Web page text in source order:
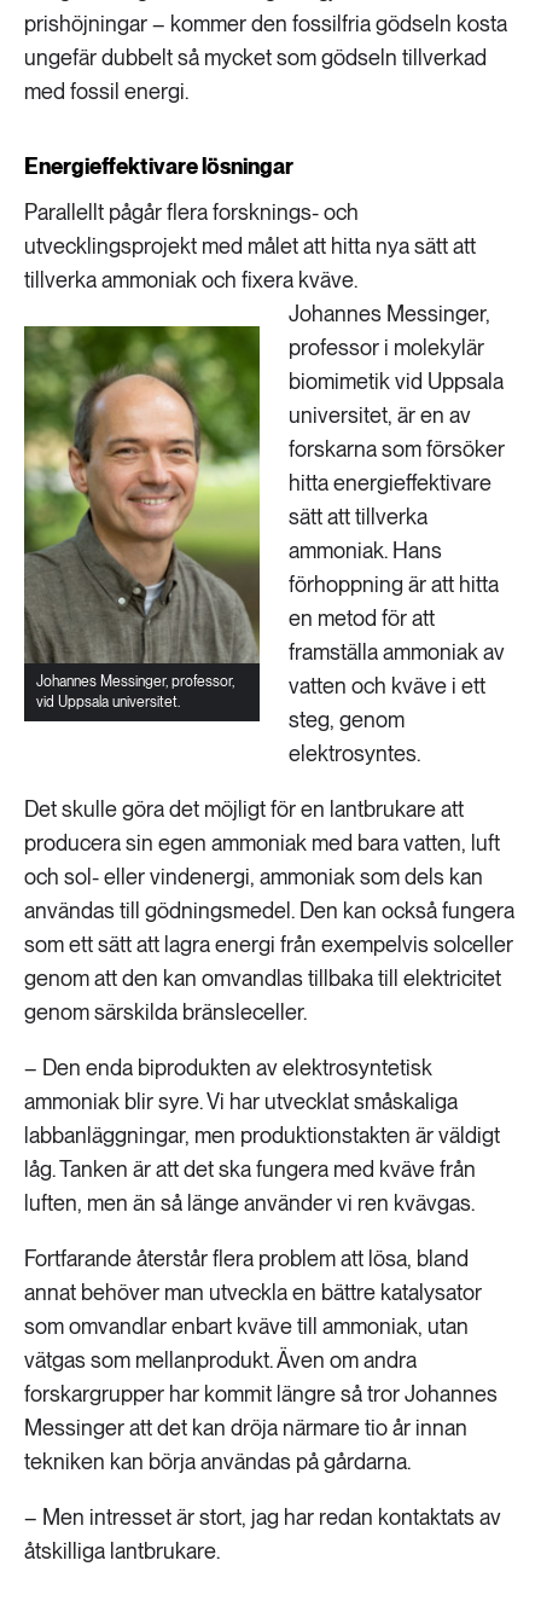
prishöjningar – kommer den fossilfria gödseln kosta
ungefär dubbelt så mycket som gödseln tillverkad
med fossil energi.
Energieffektivare lösningar
Parallellt pågår flera forsknings- och
utvecklingsprojekt med målet att hitta nya sätt att
tillverka ammoniak och fixera kväve.
Johannes Messinger, professor,
vid Uppsala universitet.
Johannes Messinger,
professor i molekylär
biomimetik vid Uppsala
universitet, är en av
forskarna som försöker
hitta energieffektivare
sätt att tillverka
ammoniak. Hans
förhoppning är att hitta
en metod för att
framställa ammoniak av
vatten och kväve i ett
steg, genom
elektrosyntes.
Det skulle göra det möjligt för en lantbrukare att
producera sin egen ammoniak med bara vatten, luft
och sol- eller vindenergi, ammoniak som dels kan
användas till gödningsmedel. Den kan också fungera
som ett sätt att lagra energi från exempelvis solceller
genom att den kan omvandlas tillbaka till elektricitet
genom särskilda bränsleceller.
– Den enda biprodukten av elektrosyntetisk
ammoniak blir syre. Vi har utvecklat småskaliga
labbanläggningar, men produktionstakten är väldigt
låg. Tanken är att det ska fungera med kväve från
luften, men än så länge använder vi ren kvävgas.
Fortfarande återstår flera problem att lösa, bland
annat behöver man utveckla en bättre katalysator
som omvandlar enbart kväve till ammoniak, utan
vätgas som mellanprodukt. Även om andra
forskargrupper har kommit längre så tror Johannes
Messinger att det kan dröja närmare tio år innan
tekniken kan börja användas på gårdarna.
– Men intresset är stort, jag har redan kontaktats av
åtskilliga lantbrukare.